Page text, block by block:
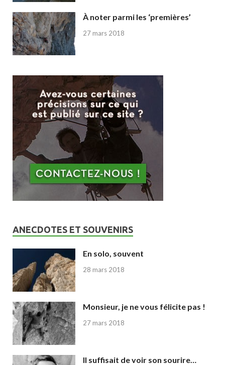
À noter parmi les ‘premières’
27 mars 2018
ANECDOTES ET SOUVENIRS
En solo, souvent
28 mars 2018
Monsieur, je ne vous félicite pas !
27 mars 2018
Il suffisait de voir son sourire…